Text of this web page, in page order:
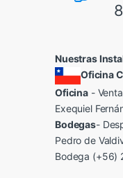
Nuestras
Oficina
Oficina -
Exequiel
Bodegas-
Pedro de
Bodega (+56)